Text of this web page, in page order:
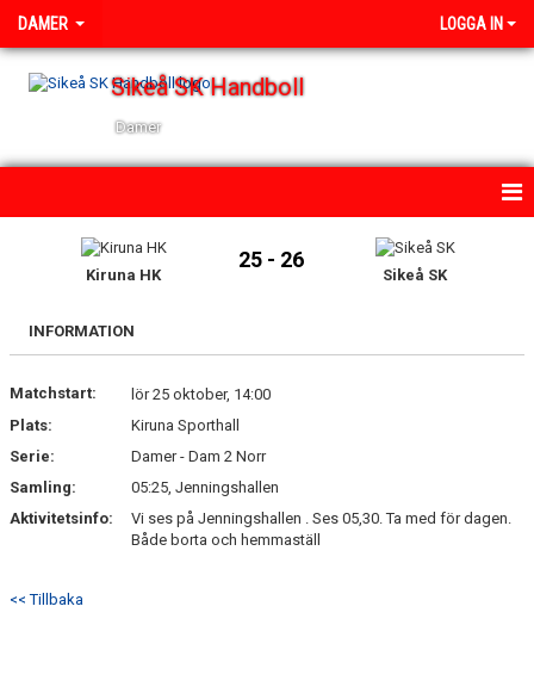
DAMER LOGGA IN
Sikeå SK Handboll
Damer
KALENDER
TRUPPEN
BILDGALLERI
KONTAKT
Kiruna HK
25 - 26
Sikeå SK
INFORMATION
Matchstart:
lör 25 oktober, 14:00
Plats:
Kiruna Sporthall
Serie:
Damer - Dam 2 Norr
Samling:
05:25, Jenningshallen
Aktivitetsinfo:
Vi ses på Jenningshallen . Ses 05,30. Ta med för dagen.
Både borta och hemmaställ
<< Tillbaka